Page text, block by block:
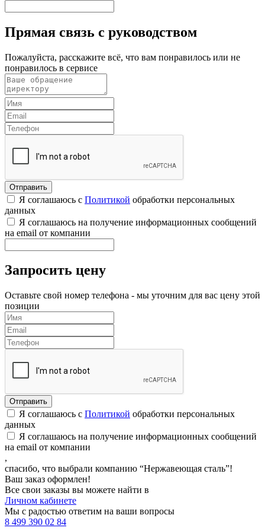
Прямая связь с руководством
Пожалуйста, расскажите всё, что вам понравилось или не
понравилось в сервисе
Я соглашаюсь с Политикой обработки персональных
данных
Я соглашаюсь на получение информационных сообщений
на email от компании
Запросить цену
Оставьте свой номер телефона - мы уточним для вас цену этой
позиции
Я соглашаюсь с Политикой обработки персональных
данных
Я соглашаюсь на получение информационных сообщений
на email от компании
,
спасибо, что выбрали компанию “Нержавеющая сталь”!
Ваш заказ оформлен!
Все свои заказы вы можете найти в
Личном кабинете
Мы с радостью ответим на ваши вопросы
8 499 390 02 84